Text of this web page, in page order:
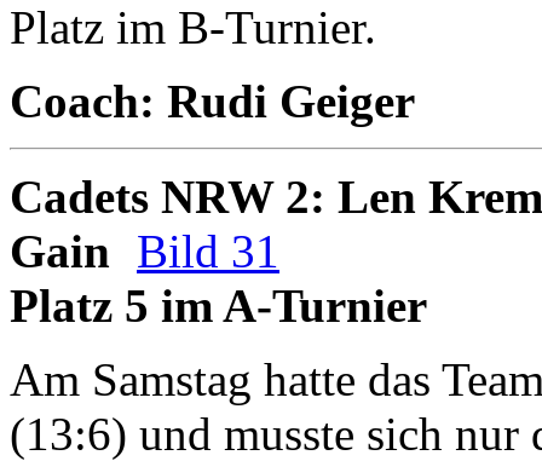
Platz im B-Turnier.
Coach: Rudi Geiger
Cadets NRW 2: Len
Gain Bild 31
Platz 5 im A-Turnier
Am Samstag hatte das
(13:6) und musste sich nur